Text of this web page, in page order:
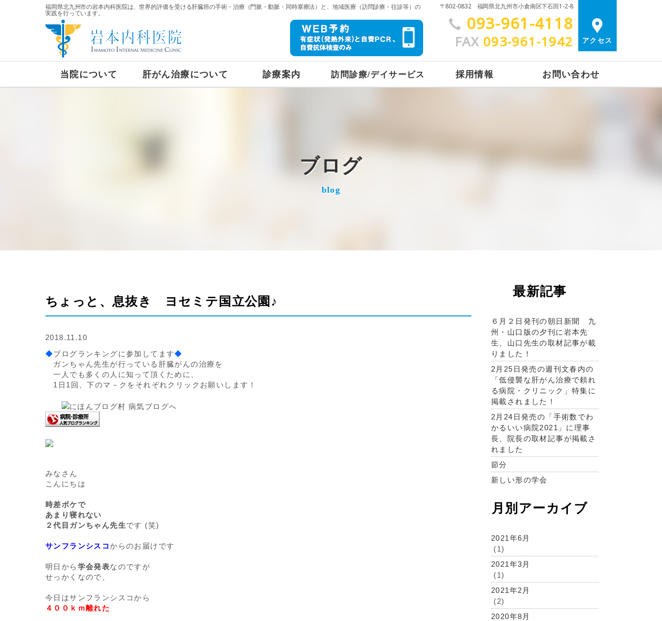
福岡県北九州市の岩本内科医院は、世界的評価を受ける肝臓癌の手術・治療（門脈・動脈・同時塞療法）と、地域医療（訪問診療・往診等）の
実践を行っています。
〒802-0832 福岡県北九州市小倉南区下石田1-2-8
093-961-4118
FAX 093-961-1942 アクセス
当院について 肝がん治療について 診療案内 訪問診療/デイサービス 採用情報 お問い合わせ
ブログ
blog
ちょっと、息抜き ヨセミテ国立公園♪
2018.11.10
◆ブログランキングに参加してます◆
ガンちゃん先生が行っている肝臓がんの治療を
一人でも多くの人に知って頂くために、
1日1回、下のマ－クをそれぞれクリックお願いします！
みなさん
こんにちは
時差ボケで
あまり寝れない
２代目ガンちゃん先生です (笑)
サンフランシスコからのお届けです
明日から 学会発表なのですが
せっかくなので、
今日はサンフランシスコから
４００ｋｍ離れた
最新記事
６月２日発刊の朝日新聞 九
州・山口版の夕刊に岩本先
生、山口先生の取材記事が載
りました！
2月25日発売の週刊文春内の
「低侵襲な肝がん治療で頼れ
る病院・クリニック」特集に
掲載されました！
2月24日発売の「手術数でわ
かるいい病院2021」に理事
長、院長の取材記事が掲載さ
れました
節分
新しい形の学会
月別アーカイブ
2021年6月
(1)
2021年3月
(1)
2021年2月
(2)
2020年8月